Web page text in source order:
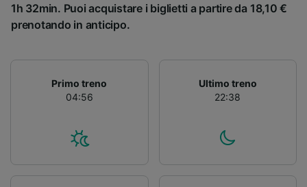
1h 32min. Puoi acquistare i biglietti a partire da 18,10 €
prenotando in anticipo.
Primo treno
04:56
Ultimo treno
22:38